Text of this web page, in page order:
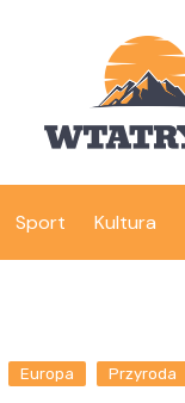
Sport Kultura
Europa Przyroda